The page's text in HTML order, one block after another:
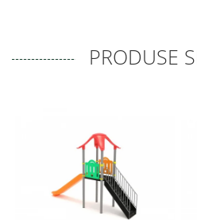
PRODUSE